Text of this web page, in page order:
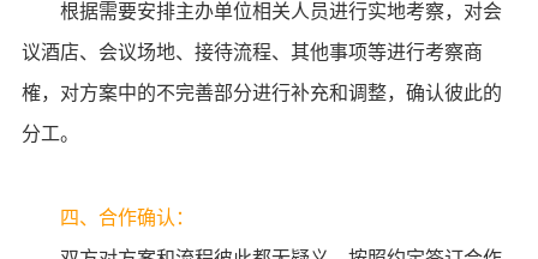
根据需要安排主办单位相关人员进行实地考察，对会
议酒店、会议场地、接待流程、其他事项等进行考察商
榷，对方案中的不完善部分进行补充和调整，确认彼此的
分工。
四、合作确认：